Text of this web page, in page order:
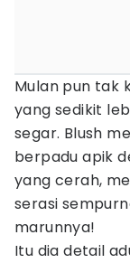
Mulan pun tak
yang sedikit
segar. Blush
berpadu apik
yang cerah,
serasi
marunnya!
Itu dia detail